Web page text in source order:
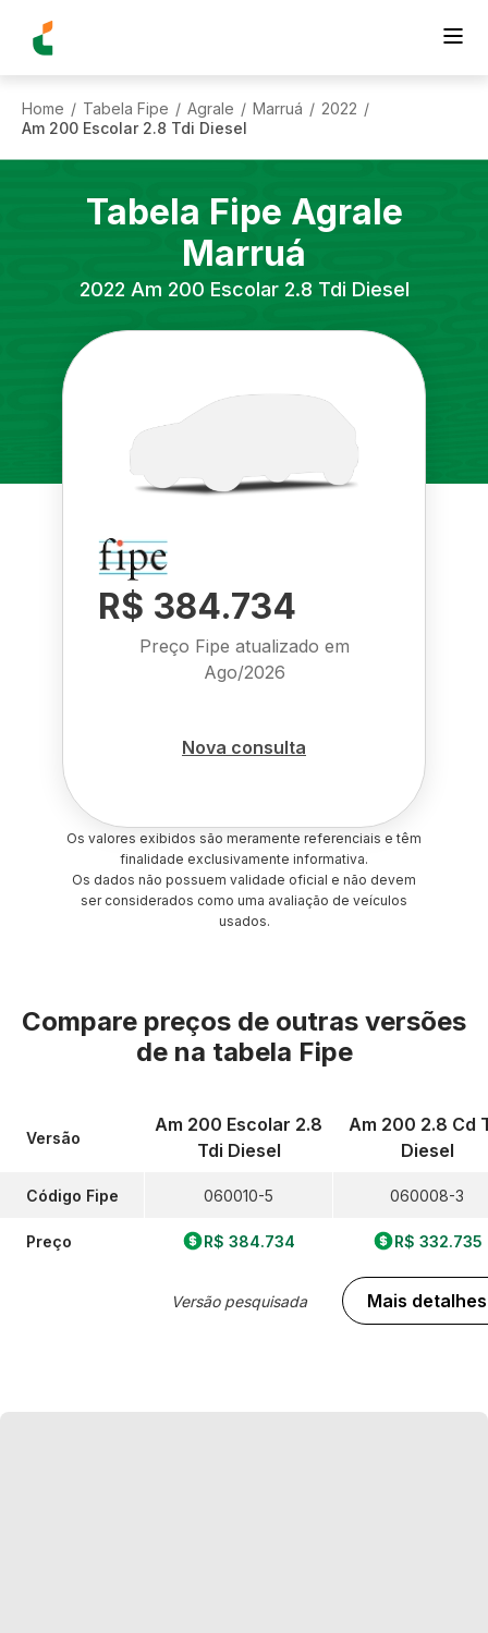
Home / Tabela Fipe / Agrale / Marruá / 2022 /
Am 200 Escolar 2.8 Tdi Diesel
Tabela Fipe Agrale
Marruá
2022 Am 200 Escolar 2.8 Tdi Diesel
R$ 384.734
Preço Fipe atualizado em
Ago/2026
Nova consulta
Os valores exibidos são meramente referenciais e têm
finalidade exclusivamente informativa.
Os dados não possuem validade oficial e não devem
ser considerados como uma avaliação de veículos
usados.
Compare preços de outras versões
de na tabela Fipe
Versão
Código Fipe
Preço
Am 200 Escolar 2.8
Tdi Diesel
060010-5
R$ 384.734
Versão pesquisada
Am 200 2.8 Cd
Diesel
060008-3
R$ 332.735
Mais detalhes